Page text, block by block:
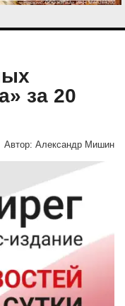
за 20
Автор: Александр Мишин